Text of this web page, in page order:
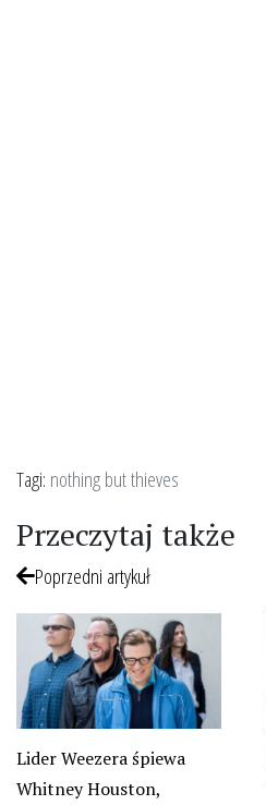
Tagi: nothing but thieves
Przeczytaj także
Poprzedni artykuł
Lider Weezera śpiewa
Whitney Houston,